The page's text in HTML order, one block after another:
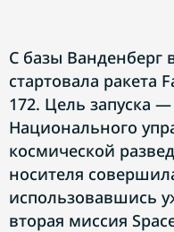
С базы
стартовала ракета
172. Цель запуска
Национального
космической
носителя
использовавшись
вторая миссия